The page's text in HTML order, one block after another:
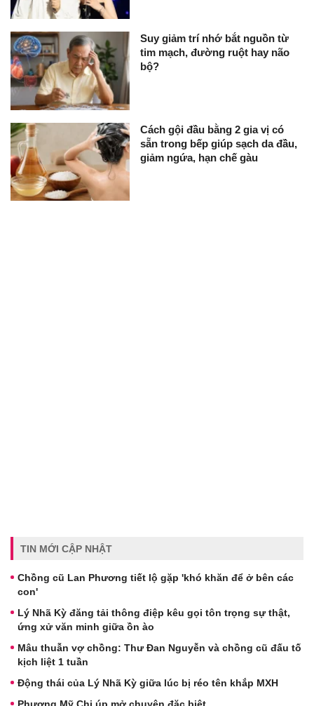
Suy giảm trí nhớ bắt nguồn từ
tim mạch, đường ruột hay não
bộ?
Cách gội đầu bằng 2 gia vị có
sẵn trong bếp giúp sạch da đầu,
giảm ngứa, hạn chế gàu
TIN MỚI CẬP NHẬT
Chồng cũ Lan Phương tiết lộ gặp 'khó khăn để ở bên các
con'
Lý Nhã Kỳ đăng tải thông điệp kêu gọi tôn trọng sự thật,
ứng xử văn minh giữa ồn ào
Mâu thuẫn vợ chồng: Thư Đan Nguyễn và chồng cũ đấu tố
kịch liệt 1 tuần
Động thái của Lý Nhã Kỳ giữa lúc bị réo tên khắp MXH